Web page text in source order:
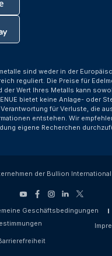
sind weder in der
reguliert. Die Preise für
der Wert Ihres Metalls kann
bietet keine Anlage- oder
für Verluste, die
entstehen. Wir
eigene Recherchen
der Bullion
Geschäftsbedingungen